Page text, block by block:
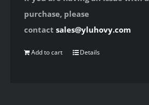
purchase, please
contactsales@yluhovy.com
Add to cart Details